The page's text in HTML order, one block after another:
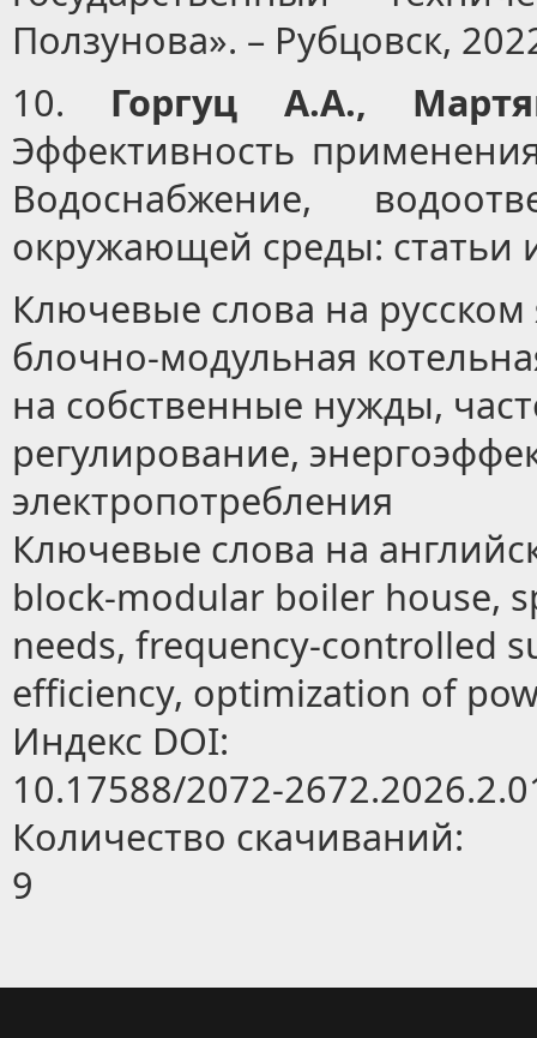
Ползунова». – Рубцовск,
10. Горгуц А.А.,
Эффективность
Водоснабжение,
окружающей среды: статьи
Ключевые слова на
блочно-модульная
на собственные нужды,
регулирование,
электропотребления
Ключевые слова на
block-modular boiler house,
needs, frequency-controlled
efficiency, optimization of
Индекс DOI:
10.17588/2072-
Количество скачиваний:
9